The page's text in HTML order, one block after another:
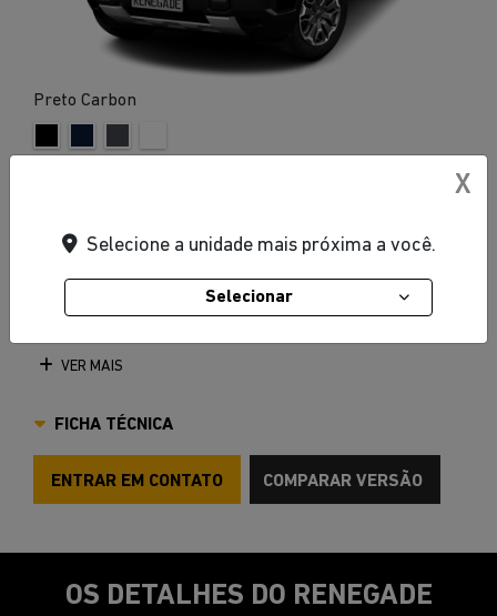
Preto Carbon
Para-sol Iluminado
Porta-luvas iluminado
Quadro de instrumentos de alta resolução TFT de 7",
VER MAIS
FICHA TÉCNICA
ENTRAR EM CONTATO COMPARAR VERSÃO
OS DETALHES DO RENEGADE
X
Selecione a unidade mais próxima a você.
Selecionar